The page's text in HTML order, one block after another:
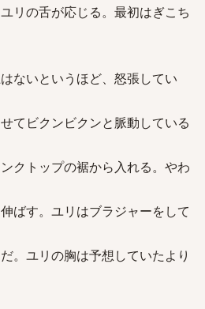
リの舌が応じる。最初はぎこち
ないというほど、怒張してい
てビクンビクンと脈動している
クトップの裾から入れる。やわ
ばす。ユリはブラジャーをして
。ユリの胸は予想していたより